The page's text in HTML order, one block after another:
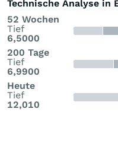
Technische Analyse in
52 Wochen
Tief
6,5000
200 Tage
Tief
6,9900
Heute
Tief
12,010